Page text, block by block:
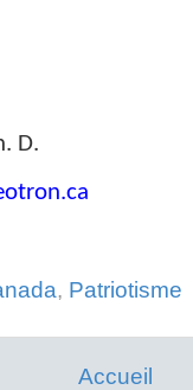
D.
, Patriotisme
Accueil